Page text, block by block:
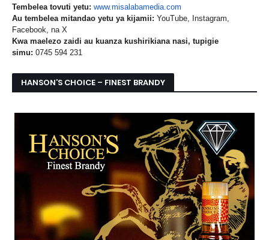
Tembelea tovuti yetu: www.misalabamedia.com
Au tembelea mitandao yetu ya kijamii: YouTube, Instagram,
Facebook, na X
Kwa maelezo zaidi au kuanza kushirikiana nasi, tupigie
simu: 0745 594 231
HANSON’S CHOICE – FINEST BRANDY